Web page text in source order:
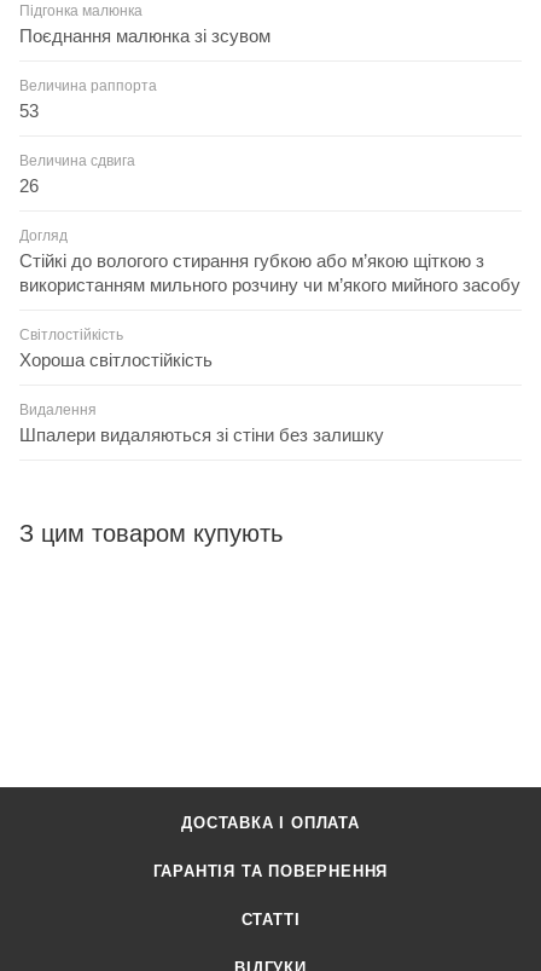
Підгонка малюнка
Поєднання малюнка зі зсувом
Величина раппорта
53
Величина сдвига
26
Догляд
Стійкі до вологого стирання губкою або м’якою щіткою з
використанням мильного розчину чи м’якого мийного засобу
Світлостійкість
Хороша світлостійкість
Видалення
Шпалери видаляються зі стіни без залишку
З цим товаром купують
ДОСТАВКА І ОПЛАТА
ГАРАНТІЯ ТА ПОВЕРНЕННЯ
СТАТТІ